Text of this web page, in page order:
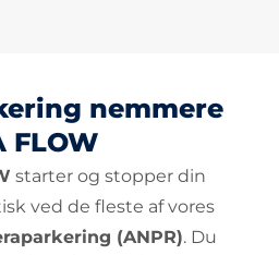
nemmere
FLOW
starter og stopper din
ved de fleste af vores
(ANPR). Du